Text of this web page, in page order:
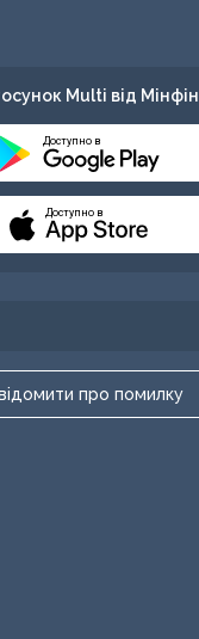
про помилку
Multi від Мінфін
Доступно в
Доступно в